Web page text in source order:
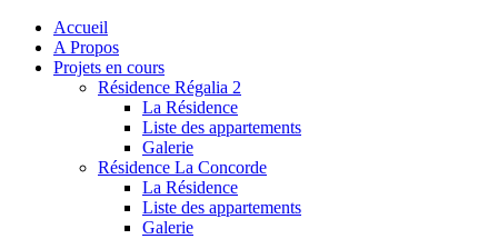
Accueil
A Propos
Projets en cours
Résidence Régalia 2
La Résidence
Liste des appartements
Galerie
Résidence La Concorde
La Résidence
Liste des appartements
Galerie